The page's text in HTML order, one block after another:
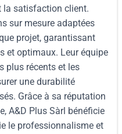
la satisfaction client.
sur mesure adaptées
projet, garantissant
et optimaux. Leur équipe
plus récents et les
une durabilité
Grâce à sa réputation
A&D Plus Sàrl bénéficie
le professionnalisme et